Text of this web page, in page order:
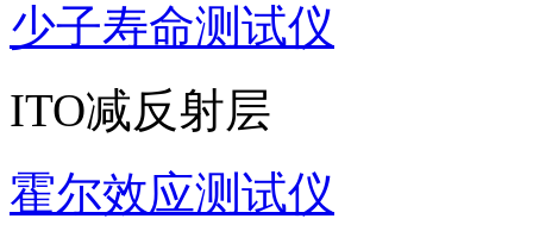
少子寿命测试仪
ITO减反射层
霍尔效应测试仪